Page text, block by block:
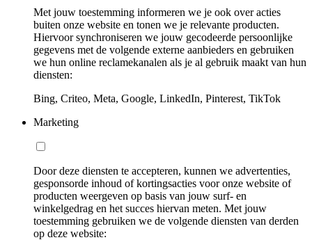
Met jouw toestemming informeren we je ook over acties
buiten onze website en tonen we je relevante producten.
Hiervoor synchroniseren we jouw gecodeerde persoonlijke
gegevens met de volgende externe aanbieders en gebruiken
we hun online reclamekanalen als je al gebruik maakt van hun
diensten:
Bing, Criteo, Meta, Google, LinkedIn, Pinterest, TikTok
Marketing
Door deze diensten te accepteren, kunnen we advertenties,
gesponsorde inhoud of kortingsacties voor onze website of
producten weergeven op basis van jouw surf- en
winkelgedrag en het succes hiervan meten. Met jouw
toestemming gebruiken we de volgende diensten van derden
op deze website: